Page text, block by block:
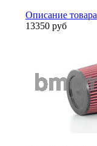
Описание товара
13350 руб